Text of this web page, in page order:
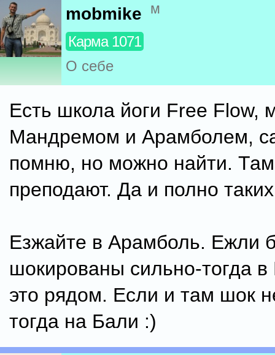
mobmike м
Карма 1071
О себе
Есть школа йоги Free Flow,
Мандремом и Арамболем,
помню, но можно найти.
преподают. Да и полно
Езжайте в Арамболь. Ежли
шокированы сильно-тогда
это рядом. Если и там шок
тогда на Бали :)